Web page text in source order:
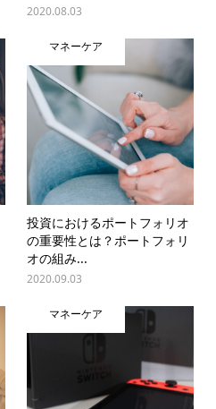
2020.08.03
マネーケア
投資におけるポートフォリオ
の重要性とは？ポートフォリ
オの組み...
2020.09.03
マネーケア